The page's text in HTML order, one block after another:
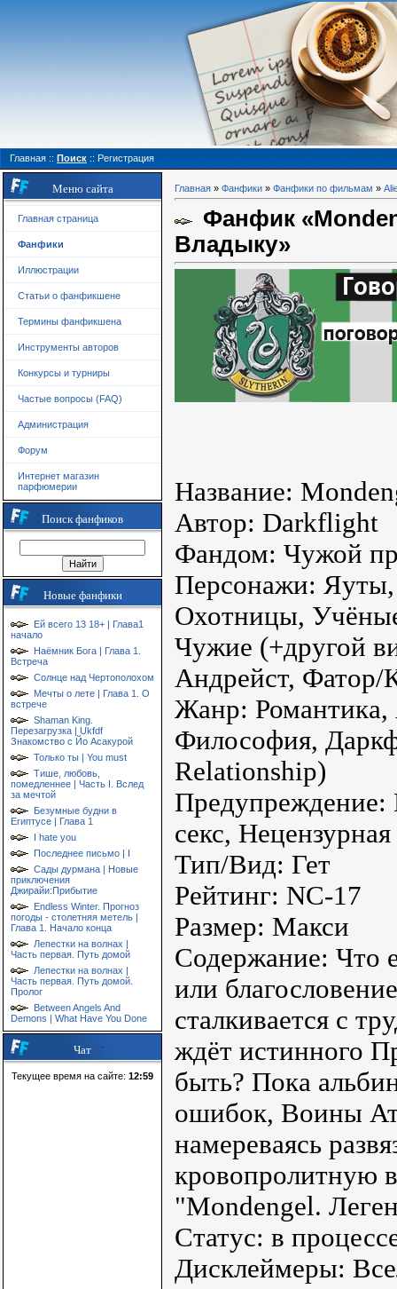
Главная :: Поиск :: Регистрация
Меню сайта
Главная страница
Фанфики
Иллюстрации
Статьи о фанфикшене
Термины фанфикшена
Инструменты авторов
Конкурсы и турниры
Частые вопросы (FAQ)
Администрация
Форум
Интернет магазин
парфюмерии
Поиск фанфиков
Новые фанфики
Ей всего 13 18+ | Глава1
начало
Наёмник Бога | Глава 1.
Встреча
Солнце над Чертополохом
Мечты о лете | Глава 1. О
встрече
Shaman King.
Перезагрузка | Ukfdf
Знакомство с Йо Асакурой
Только ты | You must
Тише, любовь,
помедленнее | Часть I. Вслед
за мечтой
Безумные будни в
Египтусе | Глава 1
I hate you
Последнее письмо | I
Сады дурмана | Новые
приключения
Джирайи:Прибытие
Endless Winter. Прогноз
погоды - столетняя метель |
Глава 1. Начало конца
Лепестки на волнах |
Часть первая. Путь домой
Лепестки на волнах |
Часть первая. Путь домой.
Пролог
Between Angels And
Demons | What Have You Done
Чат
Текущее время на сайте: 12:59
Главная » Фанфики » Фанфики по фильмам »
Фанфик
Владыку»
Название:
Автор: Darkflight
Фандом: Чужой
Персонажи:
Охотницы,
Чужие (+другой
Андрейст, Фатор/
Жанр: Романтика,
Философия,
Relationship)
Предупреждение:
секс,
Тип/Вид: Гет
Рейтинг: NC-17
Размер: Макси
Содержание: Что
или
сталкивается с
ждёт истинного
быть? Пока
ошибок, Воины
намереваясь
кровопролитную
"Mondengel.
Статус: в
Дисклеймеры: